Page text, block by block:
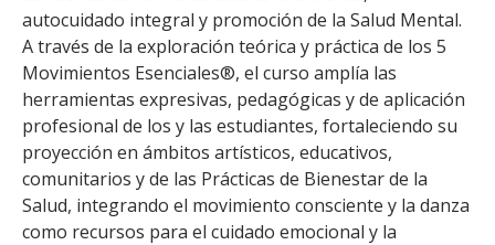
autocuidado integral y promoción de la Salud Mental.
A través de la exploración teórica y práctica de los 5
Movimientos Esenciales®, el curso amplía las
herramientas expresivas, pedagógicas y de aplicación
profesional de los y las estudiantes, fortaleciendo su
proyección en ámbitos artísticos, educativos,
comunitarios y de las Prácticas de Bienestar de la
Salud, integrando el movimiento consciente y la danza
como recursos para el cuidado emocional y la